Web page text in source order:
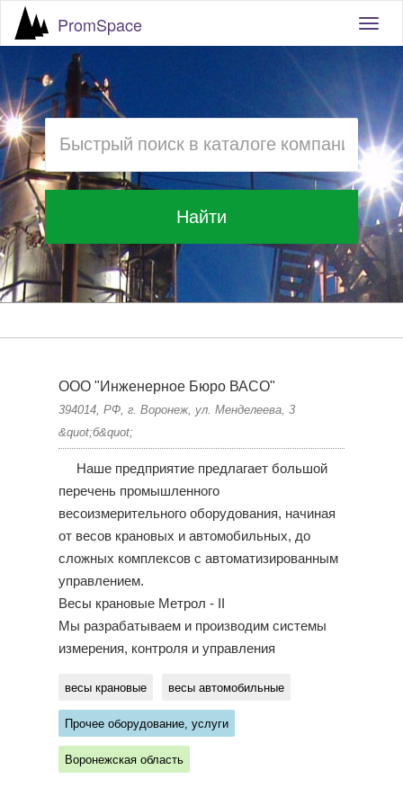
PromSpace
Найти
ООО "Инженерное Бюро ВАСО"
394014, РФ, г. Воронеж, ул. Менделеева, 3
&quot;б&quot;
Наше предприятие предлагает большой
перечень промышленного
весоизмерительного оборудования, начиная
от весов крановых и автомобильных, до
сложных комплексов с автоматизированным
управлением.
Весы крановые Метрол - II
Мы разрабатываем и производим системы
измерения, контроля и управления
весы крановые весы автомобильные
Прочее оборудование, услуги
Воронежская область